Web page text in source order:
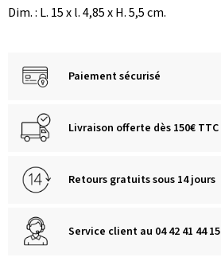
Dim. : L. 15 x l. 4,85 x H. 5,5 cm.
Paiement sécurisé
Livraison offerte dès 150€ TTC
Retours gratuits sous 14 jours
Service client au 04 42 41 44 15